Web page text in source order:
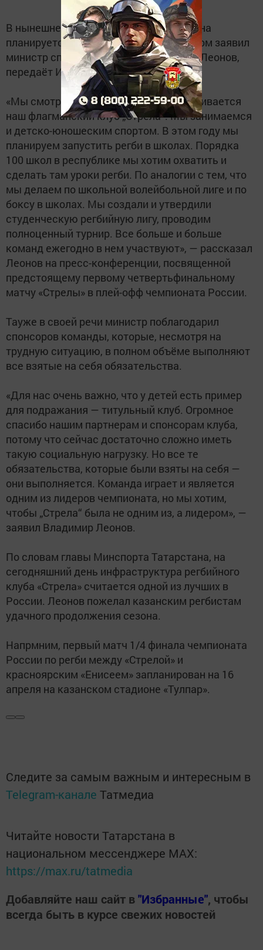
В нынешнем году ста школах Татарстана
планируется ввести уроки регби. Об этом заявил
министр спорта Татарстана Владимир Леонов,
передаёт ИА "Татар-информ ".
«Мы смотрим не только на то, как развивается
наш флагманский клуб „Стрела“. Мы занимаемся
и детско-юношеским спортом. В этом году мы
планируем запустить регби в школах. Порядка
100 школ в республике мы хотим охватить и
сделать там уроки регби. По аналогии с тем, что
мы делаем по школьной волейбольной лиге и по
боксу в школах. Мы создали и утвердили
студенческую регбийную лигу, проводим
полноценный турнир. Все больше и больше
команд ежегодно в нем участвуют», — рассказал
Леонов на пресс-конференции, посвященной
предстоящему первому четвертьфинальному
матчу «Стрелы» в плей-офф чемпионата России.
Тауже в своей речи министр поблагодарил
спонсоров команды, которые, несмотря на
трудную ситуацию, в полном объёме выполняют
все взятые на себя обязательства.
«Для нас очень важно, что у детей есть пример
для подражания — титульный клуб. Огромное
спасибо нашим партнерам и спонсорам клуба,
потому что сейчас достаточно сложно иметь
такую социальную нагрузку. Но все те
обязательства, которые были взяты на себя —
они выполняется. Команда играет и является
одним из лидеров чемпионата, но мы хотим,
чтобы „Стрела“ была не одним из, а лидером», —
заявил Владимир Леонов.
По словам главы Минспорта Татарстана, на
сегодняшний день инфраструктура регбийного
клуба «Стрела» считается одной из лучших в
России. Леонов пожелал казанским регбистам
удачного продолжения сезона.
Напрмним, первый матч 1/4 финала чемпионата
России по регби между «Стрелой» и
красноярским «Енисеем» запланирован на 16
апреля на казанском стадионе «Тулпар».
Следите за самым важным и интересным в
Telegram-канале Татмедиа
Читайте новости Татарстана в
национальном мессенджере MАХ:
https://max.ru/tatmedia
Добавляйте наш сайт в"Избранные", чтобы
всегда быть в курсе свежих новостей